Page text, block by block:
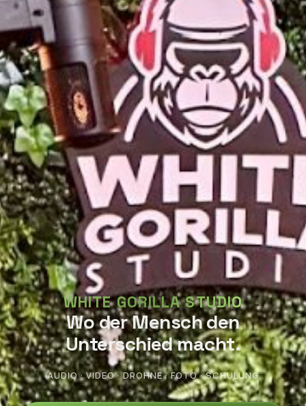
WHITE GORILLA STUDIO
Wo der Mensch den
Unterschied macht.
AUDIO · VIDEO · DROHNE · FOTO · SCHULUNG